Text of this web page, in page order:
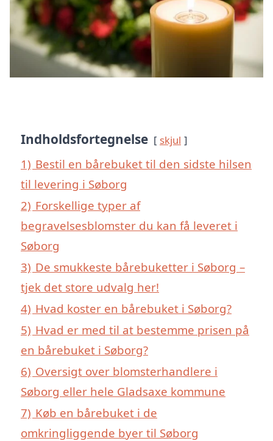
Indholdsfortegnelse skjul
1) Bestil en bårebuket til den sidste hilsen
til levering i Søborg
2) Forskellige typer af
begravelsesblomster du kan få leveret i
Søborg
3) De smukkeste bårebuketter i Søborg –
tjek det store udvalg her!
4) Hvad koster en bårebuket i Søborg?
5) Hvad er med til at bestemme prisen på
en bårebuket i Søborg?
6) Oversigt over blomsterhandlere i
Søborg eller hele Gladsaxe kommune
7) Køb en bårebuket i de
omkringliggende byer til Søborg